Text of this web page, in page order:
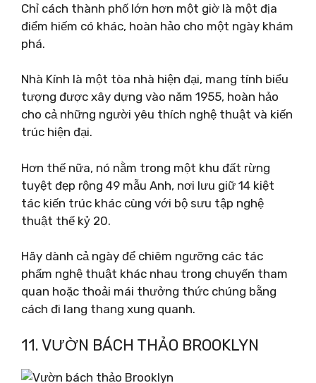
Chỉ cách thành phố lớn hơn một giờ là một địa
điểm hiếm có khác, hoàn hảo cho một ngày khám
phá.
Nhà Kính là một tòa nhà hiện đại, mang tính biểu
tượng được xây dựng vào năm 1955, hoàn hảo
cho cả những người yêu thích nghệ thuật và kiến
​​trúc hiện đại.
Hơn thế nữa, nó nằm trong một khu đất rừng
tuyệt đẹp rộng 49 mẫu Anh, nơi lưu giữ 14 kiệt
tác kiến ​​trúc khác cùng với bộ sưu tập nghệ
thuật thế kỷ 20.
Hãy dành cả ngày để chiêm ngưỡng các tác
phẩm nghệ thuật khác nhau trong chuyến tham
quan hoặc thoải mái thưởng thức chúng bằng
cách đi lang thang xung quanh.
11. VƯỜN BÁCH THẢO BROOKLYN